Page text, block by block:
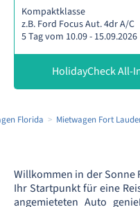
Kompaktklasse
z.B. Ford Focus Aut. 4dr A/C
5 Tag vom 10.09 - 15.09.2026
HolidayCheck All-
Florida Mietwagen Fort
Willkommen in der Sonne
Ihr Startpunkt für eine
angemieteten Auto